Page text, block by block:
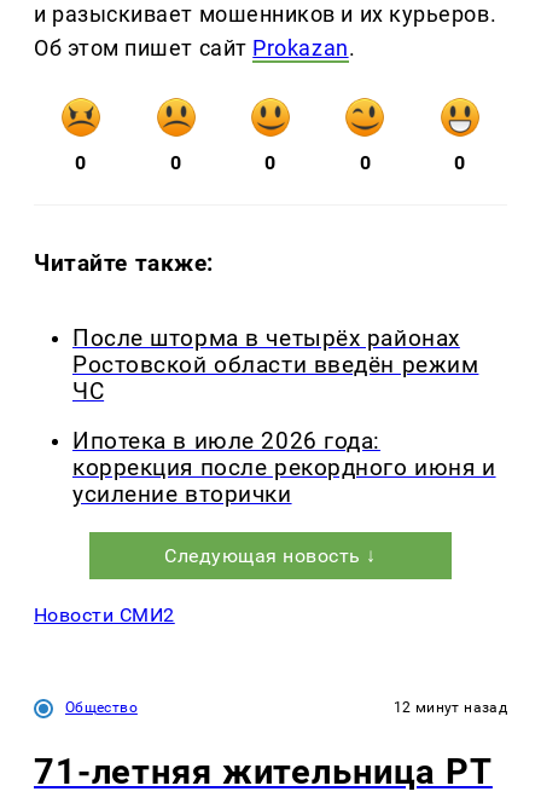
и разыскивает мошенников и их курьеров.
Об этом пишет сайт Prokazan.
0 0 0 0 0
Читайте также:
После шторма в четырёх районах
Ростовской области введён режим
ЧС
Ипотека в июле 2026 года:
коррекция после рекордного июня и
усиление вторички
Следующая новость ↓
Новости СМИ2
Общество 12 минут назад
71-летняя жительница РТ